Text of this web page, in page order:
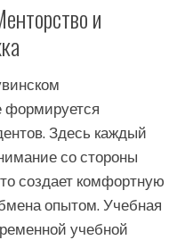
и
формируется
Здесь каждый
со стороны
создает комфортную
опытом. Учебная
учебной